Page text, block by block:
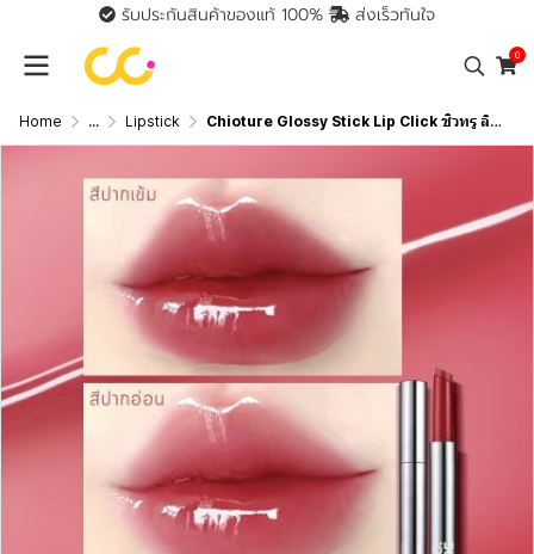
รับประกันสินค้าของแท้ 100% ส่งเร็วทันใจ
0
Home ... Lipstick Chioture Glossy Stick Lip Click ชิวทรู ลิปปากกาเนื้อกลอส